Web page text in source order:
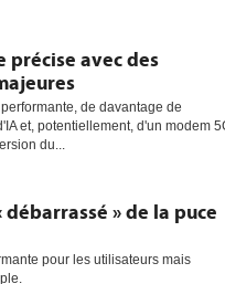
précise avec des
de davantage de
et, potentiellement, d'un modem
du...
» de la puce
pour les utilisateurs mais